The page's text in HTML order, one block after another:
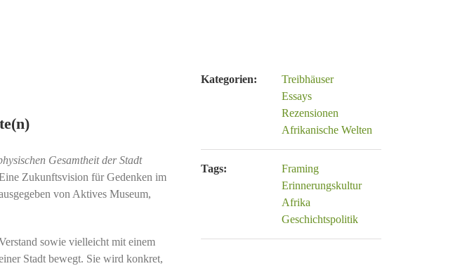
Gesamtheit der Stadt
Zukunftsvision für Gedenken im
von Aktives Museum,
sowie vielleicht mit einem
Stadt bewegt. Sie wird konkret,
Kategorien:
Treibhäuser
Essays
Rezensionen
Afrikanische Welten
Tags:
Framing
Erinnerungskultur
Afrika
Geschichtspolitik